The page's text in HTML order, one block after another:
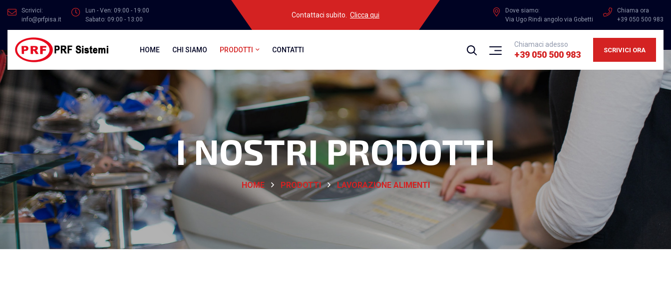
Scrivici:
info@prfpisa.it
Lun - Ven: 09:00 - 19:00
Sabato: 09:00 - 13:00
Contattaci subito. Clicca qui
Dove siamo:
Via Ugo Rindi angolo via Gobetti
Chiama ora
+39 050 500 983
HOME CHI SIAMO PRODOTTI CONTATTI
Chiamaci adesso
+39 050 500 983 SCRIVICI ORA
I NOSTRI PRODOTTI
HOME PRODOTTI LAVORAZIONE ALIMENTI